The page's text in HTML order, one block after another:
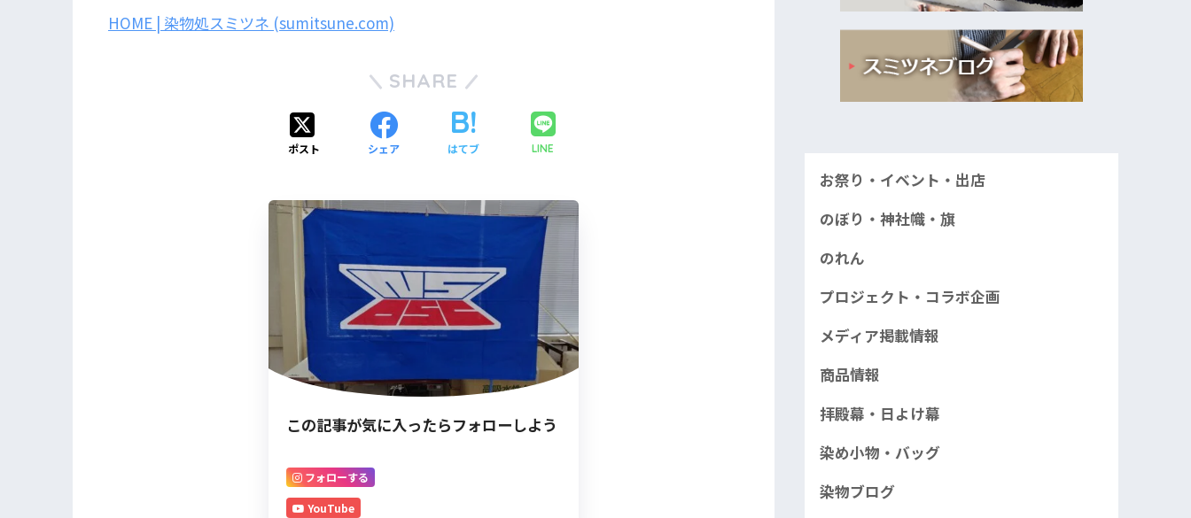
HOME | 染物処スミツネ (sumitsune.com)
SHARE
ポスト シェア はてブ LINE
この記事が気に入ったらフォローしよう
フォローする
YouTube
お祭り・イベント・出店
のぼり・神社幟・旗
のれん
プロジェクト・コラボ企画
メディア掲載情報
商品情報
拝殿幕・日よけ幕
染め小物・バッグ
染物ブログ